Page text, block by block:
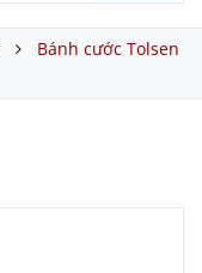
Bánh cước Tolsen